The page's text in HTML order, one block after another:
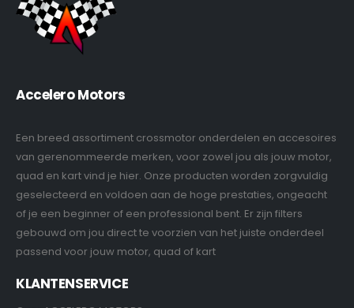
Accelero Motors
Een breed assortiment crossmotor onderdelen en accesoires
van gerenommeerde merken, voor zowel jou als jouw motor,
quad en kart vind je hier. Onze producten worden zorgvuldig
geselecteerd en voldoen aan de hoge prestaties, ongeacht
of je een beginner of een professional bent. Er zijn filters
gebouwd om jou direct te voorzien van het juiste onderdeel
passend voor jouw motor, quad of kart
KLANTENSERVICE